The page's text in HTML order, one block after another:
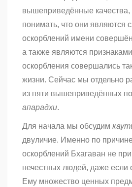
вышеприведённые качества,
понимать, что они являются
оскорблений имени
а также являются признаками
оскорбления совершались
жизни. Сейчас мы отдельно
из пяти вышеприведённых
апарадхи.
Для начала мы обсудим
двуличие. Именно по
оскорблений Бхагаван не
нечестных людей, даже если
Ему множество ценных